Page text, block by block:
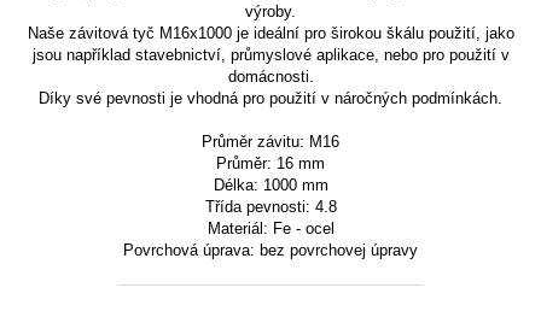
výroby.
Naše závitová tyč M16x1000 je ideální pro širokou škálu použití, jako
jsou například stavebnictví, průmyslové aplikace, nebo pro použití v
domácnosti.
Díky své pevnosti je vhodná pro použití v náročných podmínkách.
Průměr závitu: M16
Průměr: 16 mm
Délka: 1000 mm
Třída pevnosti: 4.8
Materiál: Fe - ocel
Povrchová úprava: bez povrchovej úpravy